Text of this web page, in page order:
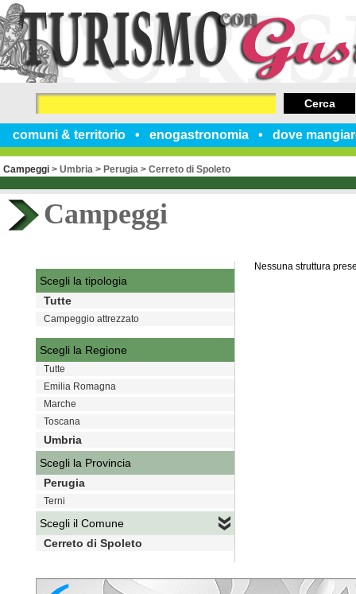
comuni & territorio enogastronomia dove
Cerca
Campeggi > Umbria > Perugia > Cerreto di Spoleto
Campeggi
Nessuna struttura
Scegli la tipologia
Tutte
Campeggio attrezzato
Scegli la Regione
Tutte
Emilia Romagna
Marche
Toscana
Umbria
Scegli la Provincia
Perugia
Terni
Scegli il Comune
Cerreto di Spoleto